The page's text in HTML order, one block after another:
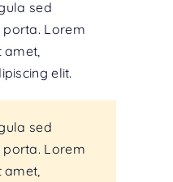
sed
Lorem
elit.
sed
Lorem